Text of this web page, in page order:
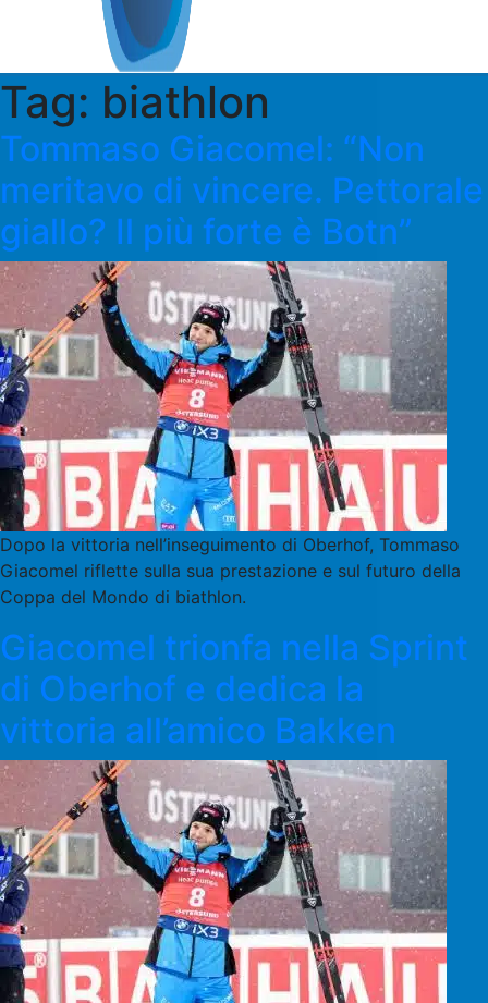
Tag: biathlon
Tommaso Giacomel: “Non
meritavo di vincere. Pettorale
giallo? Il più forte è Botn”
Dopo la vittoria nell’inseguimento di Oberhof, Tommaso
Giacomel riflette sulla sua prestazione e sul futuro della
Coppa del Mondo di biathlon.
Giacomel trionfa nella Sprint
di Oberhof e dedica la
vittoria all’amico Bakken